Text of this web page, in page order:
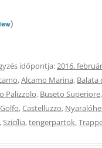
)
időpontja:2016.
,Alcamo Marina, Balata
Palizzolo, Buseto Superiore,
,Castelluzzo,
,Szicília,tengerpartok,